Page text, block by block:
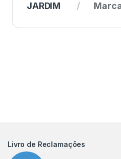
JARDIM
Livro de Reclamações